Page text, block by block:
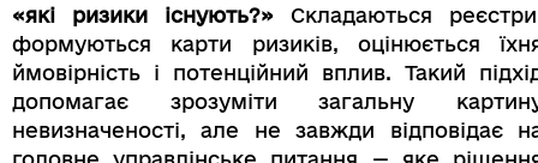
«які ризики існують?» Складаються
формуються карти ризиків, оцінюється
ймовірність і потенційний вплив. Такий
допомагає зрозуміти загальну
невизначеності, але не завжди відповідає